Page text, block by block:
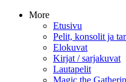
More
Etusivu
Pelit, konsolit ja
Elokuvat
Kirjat / sarjakuvat
Lautapelit
Magic the